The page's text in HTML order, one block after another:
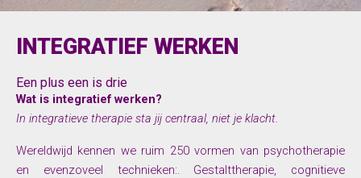
INTEGRATIEF WERKEN
Een plus een is drie
Wat is integratief werken?
In integratieve therapie sta jij centraal, niet je klacht.
Wereldwijd kennen we ruim 250 vormen van psychotherapie
en evenzoveel technieken:. Gestalttherapie, cognitieve